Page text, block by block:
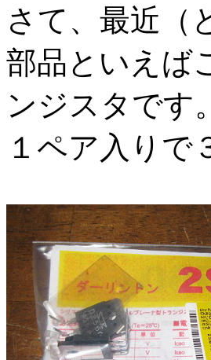
さて、最近（
部品といえば
ンジスタです。
１ペア入りで